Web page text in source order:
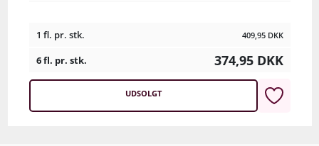
1 fl. pr. stk. 409,95 DKK
6 fl. pr. stk. 374,95 DKK
UDSOLGT